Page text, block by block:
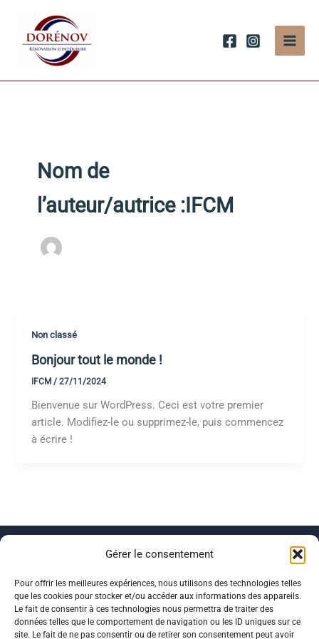
Gérer le consentement
Pour offrir les meilleures expériences, nous utilisons des technologies telles
que les cookies pour stocker et/ou accéder aux informations des appareils.
Le fait de consentir à ces technologies nous permettra de traiter des
données telles que le comportement de navigation ou les ID uniques sur ce
site. Le fait de ne pas consentir ou de retirer son consentement peut avoir
contenu
Nom de
l’auteur/autrice :IFCM
Non classé
Bonjour tout le monde !
IFCM /27/11/2024
Bienvenue sur WordPress. Ceci est votre premier
article. Modifiez-le ou supprimez-le, puis commencez
à écrire !